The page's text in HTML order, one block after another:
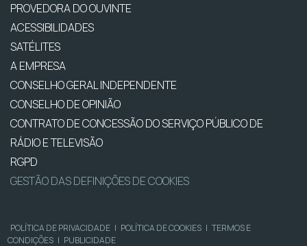
PROVEDORA DO OUVINTE
ACESSIBILIDADES
SATÉLITES
A EMPRESA
CONSELHO GERAL INDEPENDENTE
CONSELHO DE OPINIÃO
CONTRATO DE CONCESSÃO DO SERVIÇO PÚBLICO DE
RÁDIO E TELEVISÃO
RGPD
GESTÃO DAS DEFINIÇÕES DE COOKIES
POLÍTICA DE PRIVACIDADE | POLÍTICA DE COOKIES | TERMOS E
CONDIÇÕES | PUBLICIDADE